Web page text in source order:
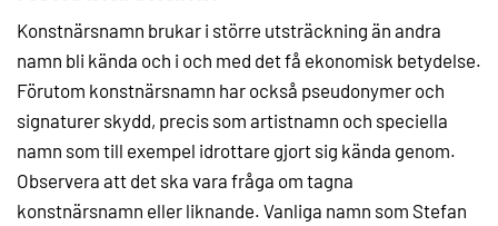
Konstnärsnamn brukar i större utsträckning än andra
namn bli kända och i och med det få ekonomisk betydelse.
Förutom konstnärsnamn har också pseudonymer och
signaturer skydd, precis som artistnamn och speciella
namn som till exempel idrottare gjort sig kända genom.
Observera att det ska vara fråga om tagna
konstnärsnamn eller liknande. Vanliga namn som Stefan